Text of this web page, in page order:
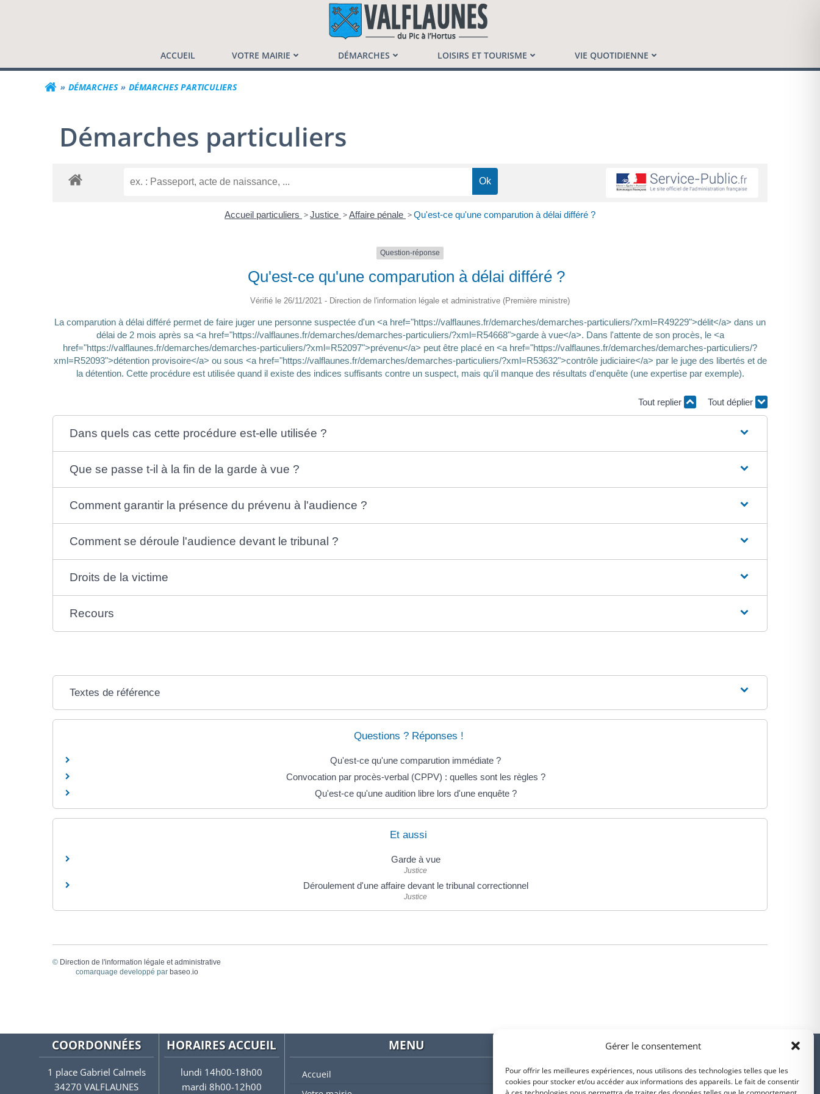
Gérer le consentement
Pour offrir les meilleures expériences, nous utilisons des technologies telles que les
cookies pour stocker et/ou accéder aux informations des appareils. Le fait de consentir
Commune de Valflaunès
ACCUEIL VOTRE MAIRIE DÉMARCHES LOISIRS ET TOURISME VIE QUOTIDIENNE
DÉMARCHES DÉMARCHES PARTICULIERS
Démarches particuliers
Accueil particuliers >Justice >Affaire pénale >Qu'est-ce qu'une comparution à délai différé ?
Question-réponse
Qu'est-ce qu'une comparution à délai différé ?
Vérifié le 26/11/2021 - Direction de l'information légale et administrative (Première ministre)
La comparution à délai différé permet de faire juger une personne suspectée d'un <a href="https://valflaunes.fr/demarches/demarches-particuliers/?xml=R49229">délit</a> dans un
délai de 2 mois après sa <a href="https://valflaunes.fr/demarches/demarches-particuliers/?xml=R54668">garde à vue</a>. Dans l'attente de son procès, le <a
href="https://valflaunes.fr/demarches/demarches-particuliers/?xml=R52097">prévenu</a> peut être placé en <a href="https://valflaunes.fr/demarches/demarches-particuliers/?
xml=R52093">détention provisoire</a> ou sous <a href="https://valflaunes.fr/demarches/demarches-particuliers/?xml=R53632">contrôle judiciaire</a> par le juge des libertés et de
la détention. Cette procédure est utilisée quand il existe des indices suffisants contre un suspect, mais qu'il manque des résultats d'enquête (une expertise par exemple).
Tout replier Tout déplier
Dans quels cas cette procédure est-elle utilisée ?
Que se passe t-il à la fin de la garde à vue ?
Comment garantir la présence du prévenu à l'audience ?
Comment se déroule l'audience devant le tribunal ?
Droits de la victime
Recours
Textes de référence
Questions ? Réponses !
Qu'est-ce qu'une comparution immédiate ?
Convocation par procès-verbal (CPPV) : quelles sont les règles ?
Qu'est-ce qu'une audition libre lors d'une enquête ?
Et aussi
Garde à vue
Justice
Déroulement d'une affaire devant le tribunal correctionnel
Justice
© Direction de l'information légale et administrative
comarquage developpé par baseo.io
COORDONNÉES
1 place Gabriel Calmels
34270 VALFLAUNES
HORAIRES ACCUEIL
lundi 14h00-18h00
mardi 8h00-12h00
MENU
Accueil
PARTENAIRES